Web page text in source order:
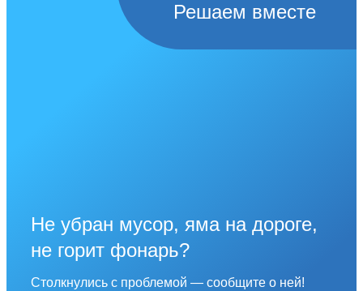
Решаем вместе
Не убран мусор, яма на дороге,
не горит фонарь?
Столкнулись с проблемой — сообщите о ней!